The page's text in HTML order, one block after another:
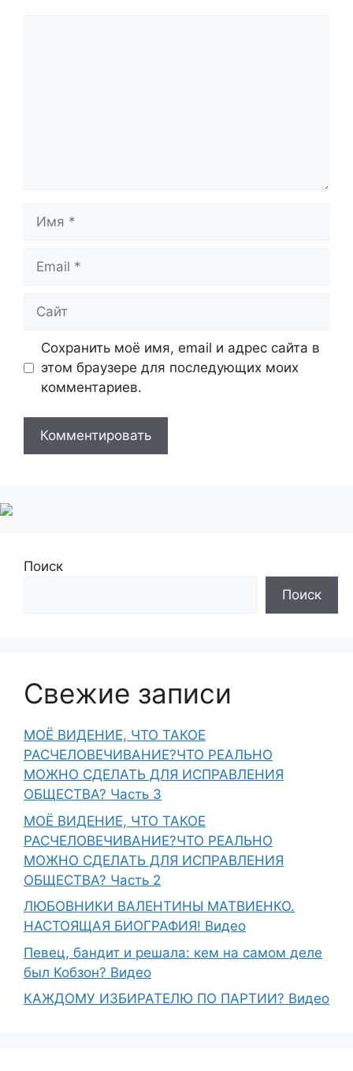
Сохранить моё имя, email и адрес сайта в
этом браузере для последующих моих
комментариев.
Поиск
Поиск
Свежие записи
МОЁ ВИДЕНИЕ, ЧТО ТАКОЕ
РАСЧЕЛОВЕЧИВАНИЕ?ЧТО РЕАЛЬНО
МОЖНО СДЕЛАТЬ ДЛЯ ИСПРАВЛЕНИЯ
ОБЩЕСТВА? Часть 3
МОЁ ВИДЕНИЕ, ЧТО ТАКОЕ
РАСЧЕЛОВЕЧИВАНИЕ?ЧТО РЕАЛЬНО
МОЖНО СДЕЛАТЬ ДЛЯ ИСПРАВЛЕНИЯ
ОБЩЕСТВА? Часть 2
ЛЮБОВНИКИ ВАЛЕНТИНЫ МАТВИЕНКО.
НАСТОЯЩАЯ БИОГРАФИЯ! Видео
Певец, бандит и решала: кем на самом деле
был Кобзон? Видео
КАЖДОМУ ИЗБИРАТЕЛЮ ПО ПАРТИИ? Видео